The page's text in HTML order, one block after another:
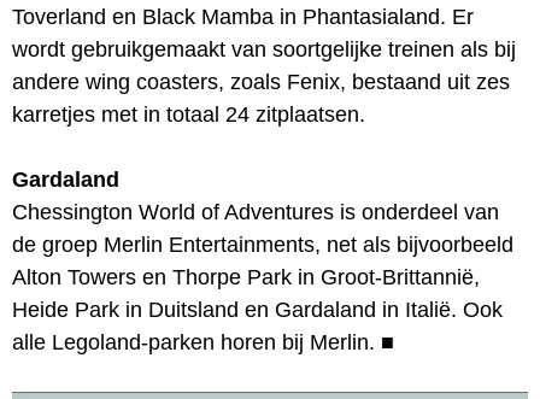
Toverland en Black Mamba in Phantasialand. Er
wordt gebruikgemaakt van soortgelijke treinen als bij
andere wing coasters, zoals Fenix, bestaand uit zes
karretjes met in totaal 24 zitplaatsen.
Gardaland
Chessington World of Adventures is onderdeel van
de groep Merlin Entertainments, net als bijvoorbeeld
Alton Towers en Thorpe Park in Groot-Brittannië,
Heide Park in Duitsland en Gardaland in Italië. Ook
alle Legoland-parken horen bij Merlin. ■